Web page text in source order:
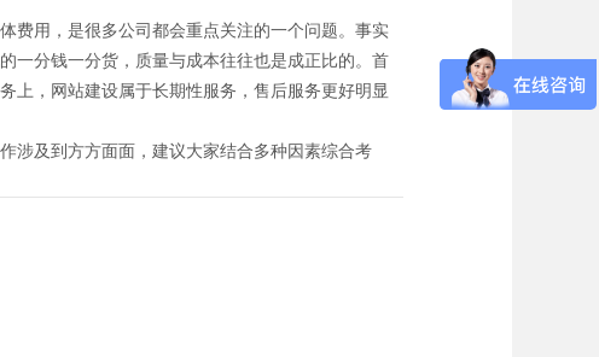
费用，是很多公司都会重点关注的一个问题。事实
一分钱一分货，质量与成本往往也是成正比的。首
上，网站建设属于长期性服务，售后服务更好明显
涉及到方方面面，建议大家结合多种因素综合考